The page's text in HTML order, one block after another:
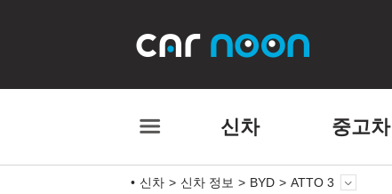
신차 중고차
신차 신차 정보 BYD ATTO 3